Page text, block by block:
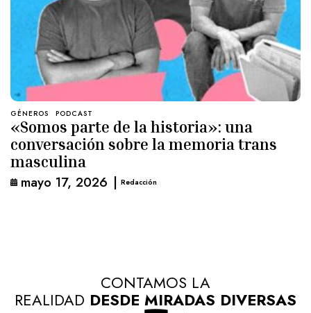
GÉNEROS PODCAST
«Somos parte de la historia»: una
conversación sobre la memoria trans
masculina
mayo 17, 2026 | Redacción
CONTAMOS LA
REALIDAD DESDE MIRADAS DIVERSAS